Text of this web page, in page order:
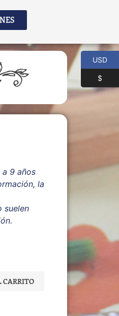
9 años
la
suelen
CARRITO
USD
$